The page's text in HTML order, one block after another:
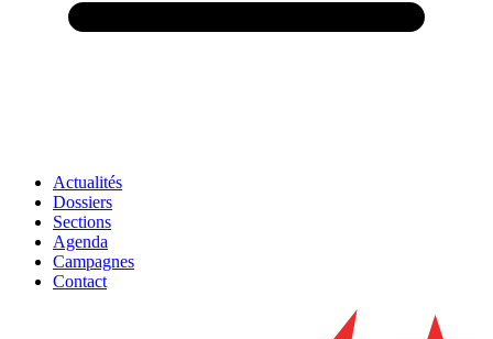
Actualités
Dossiers
Sections
Agenda
Campagnes
Contact